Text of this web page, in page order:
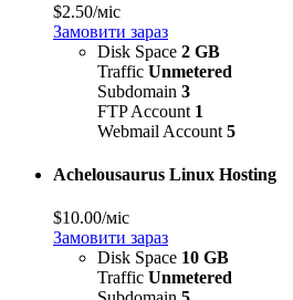
$2.50/міс
Замовити зараз
Disk Space 2 GB
Traffic Unmetered
Subdomain 3
FTP Account 1
Webmail Account 5
Achelousaurus Linux Hosting
$10.00/міс
Замовити зараз
Disk Space 10 GB
Traffic Unmetered